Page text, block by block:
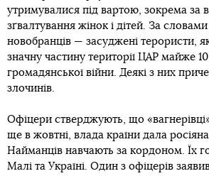
утримувалися під вартою, зокрема за
зґвалтування жінок і дітей. За
новобранців — засуджені терористи,
значну частину території ЦАР майже 10
громадянської війни. Деякі з них
злочинів.
Офіцери стверджують, що
ще в жовтні, влада країни дала
Найманців навчають за кордоном. Їх
Малі та Україні. Один з офіцерів